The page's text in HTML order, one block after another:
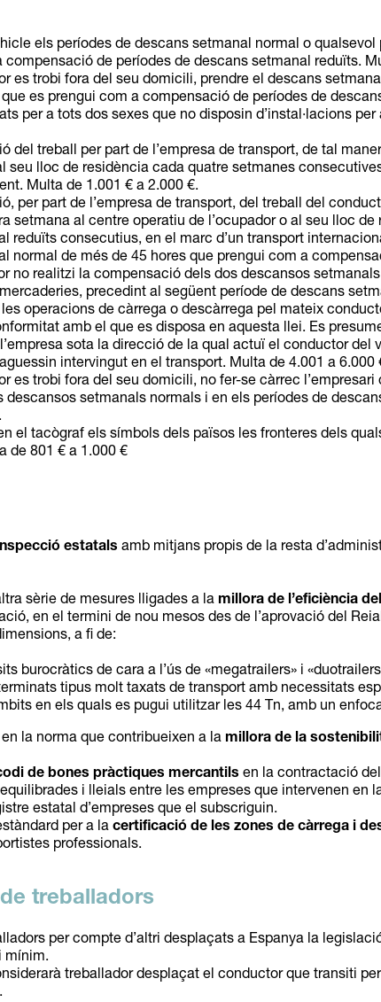
els períodes de descans setmanal normal o
compensació de períodes de descans setmanal reduïts.
es trobi fora del seu domicili, prendre el descans
es prengui com a compensació de períodes de
per a tots dos sexes que no disposin d’instal·lacions
del treball per part de l’empresa de transport, de tal
seu lloc de residència cada quatre setmanes
Multa de 1.001 € a 2.000 €.
per part de l’empresa de transport, del treball del
setmana al centre operatiu de l’ocupador o al seu lloc de
reduïts consecutius, en el marc d’un transport
normal de més de 45 hores que prengui com a
no realitzi la compensació dels dos descansos
precedint al següent període de descans
operacions de càrrega o descàrrega pel mateix
amb el que es disposa en aquesta llei. Es
sota la direcció de la qual actuï el conductor del
intervingut en el transport. Multa de 4.001 a 6.000
es trobi fora del seu domicili, no fer-se càrrec
descansos setmanals normals i en els períodes de
el tacògraf els símbols dels països les fronteres dels
de 801 € a 1.000 €
estatals amb mitjans propis de la resta
sèrie de mesures lligades a la millora de l’eficiència
en el termini de nou mesos des de l’aprovació del
a fi de:
burocràtics de cara a l’ús de «megatrailers» i
tipus molt taxats de transport amb necessitats
en els quals es pugui utilitzar les 44 Tn, amb un
la norma que contribueixen a la millora de la
de bones pràctiques mercantils en la contractació
i lleials entre les empreses que intervenen en
estatal d’empreses que el subscriguin.
per a la certificació de les zones de càrrega i
professionals.
treballadors
per compte d’altri desplaçats a Espanya la
mínim.
treballador desplaçat el conductor que transiti